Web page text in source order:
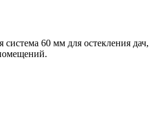
60 мм для остекления дач,